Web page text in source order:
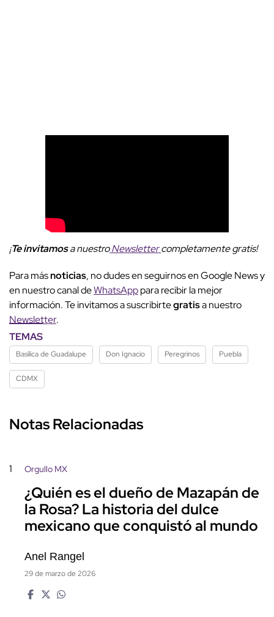
¡Te invitamosa nuestroNewslettercompletamente gratis!
Para másnoticias, no dudes en seguirnos en Google News y
en nuestro canal deWhatsApppara recibir la mejor
información. Te invitamos a suscribirtegratisa nuestro
Newsletter.
TEMAS
Basílica de Guadalupe Don Ignacio Peregrinos Puebla
CDMX
Notas Relacionadas
1 Orgullo MX
¿Quién es el dueño de Mazapán de
la Rosa? La historia del dulce
mexicano que conquistó al mundo
Anel Rangel
29 de marzo de 2026